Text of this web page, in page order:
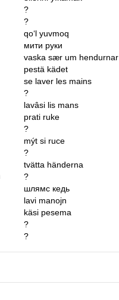
?
?
qo‘l yuvmoq
мити руки
vaska sær um hendurnar
pestä kädet
se laver les mains
?
lavâsi lis mans
prati ruke
?
mýt si ruce
?
tvätta händerna
?
шлямс кедь
lavi manojn
käsi pesema
?
?